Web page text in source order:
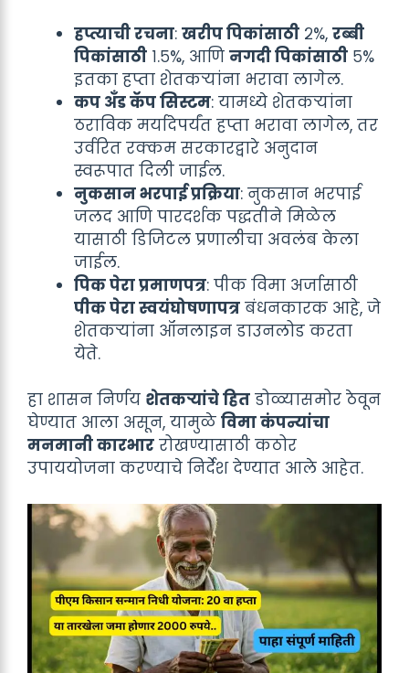
हप्त्याची रचना: खरीप पिकांसाठी २%, रब्बी
पिकांसाठी १.५%, आणि नगदी पिकांसाठी ५%
इतका हप्ता शेतकऱ्यांना भरावा लागेल.
कप अँड कॅप सिस्टम: यामध्ये शेतकऱ्यांना
ठराविक मर्यादेपर्यंत हप्ता भरावा लागेल, तर
उर्वरित रक्कम सरकारद्वारे अनुदान
स्वरूपात दिली जाईल.
नुकसान भरपाई प्रक्रिया: नुकसान भरपाई
जलद आणि पारदर्शक पद्धतीने मिळेल
यासाठी डिजिटल प्रणालीचा अवलंब केला
जाईल.
पिक पेरा प्रमाणपत्र: पीक विमा अर्जासाठी
पीक पेरा स्वयंघोषणापत्र बंधनकारक आहे, जे
शेतकऱ्यांना ऑनलाइन डाउनलोड करता
येते.
हा शासन निर्णय शेतकऱ्यांचे हित डोळ्यासमोर ठेवून
घेण्यात आला असून, यामुळे विमा कंपन्यांचा
मनमानी कारभार रोखण्यासाठी कठोर
उपाययोजना करण्याचे निर्देश देण्यात आले आहेत.